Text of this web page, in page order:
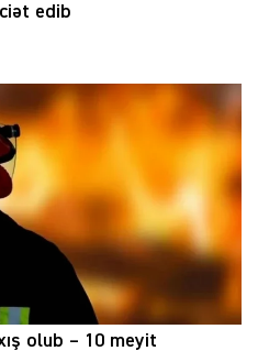
edib
olub – 10 meyit